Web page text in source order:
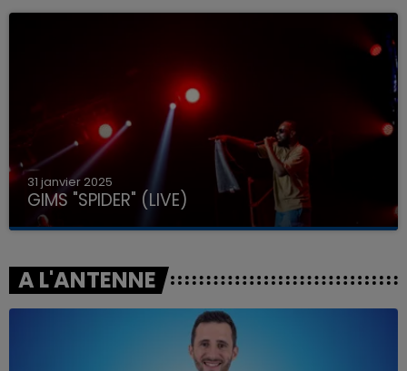
31 janvier 2025
GIMS "SPIDER" (LIVE)
A L'ANTENNE